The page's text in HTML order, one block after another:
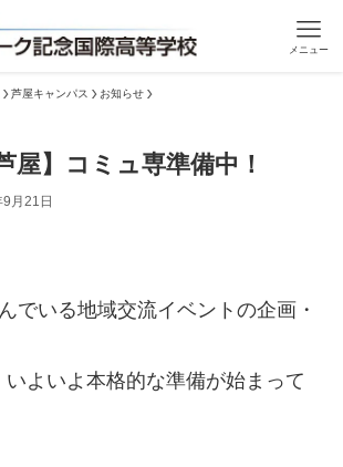
メニュー
芦屋キャンパス お知らせ
屋】コミュ専準備中！
月21日
でいる地域交流イベントの企画・
よいよ本格的な準備が始まって